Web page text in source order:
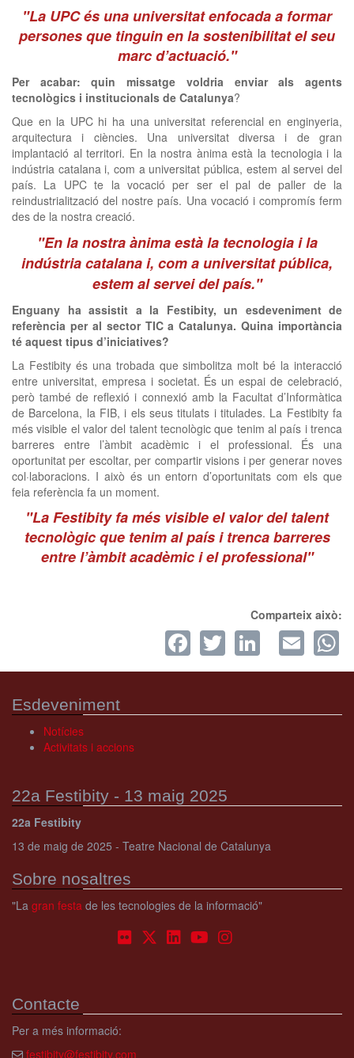
"La UPC és una universitat enfocada a formar
persones que tinguin en la sostenibilitat el seu
marc d’actuació."
Per acabar: quin missatge voldria enviar als agents
tecnològics i institucionals de Catalunya?
Que en la UPC hi ha una universitat referencial en enginyeria,
arquitectura i ciències. Una universitat diversa i de gran
implantació al territori. En la nostra ànima està la tecnologia i la
indústria catalana i, com a universitat pública, estem al servei del
país. La UPC te la vocació per ser el pal de paller de la
reindustrialització del nostre país. Una vocació i compromís ferm
des de la nostra creació.
"En la nostra ànima està la tecnologia i la
indústria catalana i, com a universitat pública,
estem al servei del país."
Enguany ha assistit a la Festibity, un esdeveniment de
referència per al sector TIC a Catalunya. Quina importància
té aquest tipus d’iniciatives?
La Festibity és una trobada que simbolitza molt bé la interacció
entre universitat, empresa i societat. És un espai de celebració,
però també de reflexió i connexió amb la Facultat d’Informàtica
de Barcelona, la FIB, i els seus titulats i titulades. La Festibity fa
més visible el valor del talent tecnològic que tenim al país i trenca
barreres entre l’àmbit acadèmic i el professional. És una
oportunitat per escoltar, per compartir visions i per generar noves
col·laboracions. I això és un entorn d’oportunitats com els que
feia referència fa un moment.
"La Festibity fa més visible el valor del talent
tecnològic que tenim al país i trenca barreres
entre l’àmbit acadèmic i el professional"
Comparteix això:
Facebook
Twitter
Esdeveniment
Notícies
Activitats i accions
22a Festibity - 13 maig 2025
22a Festibity
13 de maig de 2025 - Teatre Nacional de Catalunya
Sobre nosaltres
"La gran festa de les tecnologies de la informació"
Contacte
Per a més informació:
festibity@festibity.com